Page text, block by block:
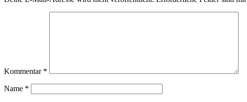
Kommentar *
Name *